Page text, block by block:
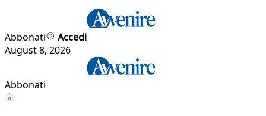
Abbonati
Accedi
August 8, 2026
Abbonati